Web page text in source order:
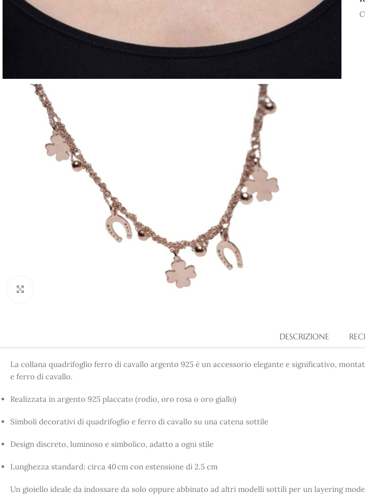
DESCRIZIONE
La collana quadrifoglio ferro di cavallo argento 925 è un accessorio elegante e significativo,
e ferro di cavallo.
Realizzata in argento 925 placcato (rodio, oro rosa o oro giallo)
Simboli decorativi di quadrifoglio e ferro di cavallo su una catena sottile
Design discreto, luminoso e simbolico, adatto a ogni stile
Lunghezza standard: circa 40 cm con estensione di 2.5 cm
Un gioiello ideale da indossare da solo oppure abbinato ad altri modelli sottili per un layering